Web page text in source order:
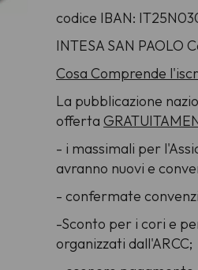
codice IBAN:
INTESA SAN PAOLO
Cosa Comprende
La pubblicazione
offerta
- i massimali per
avranno nuovi e
- confermate
-Sconto per i cori e
organizzati dall'ARCC;